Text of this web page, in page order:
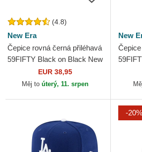
(4.8)
New Era
Čepice rovná černá přiléhavá
59FIFTY Black on Black New
York Yankees MLB New Era
EUR 38,95
Měj to úterý, 11. srpen
New
-20%